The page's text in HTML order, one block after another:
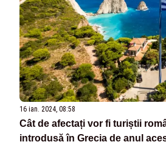
16 ian. 2024, 08:58
Cât de afectați vor fi turiștii
introdusă în Grecia de anul